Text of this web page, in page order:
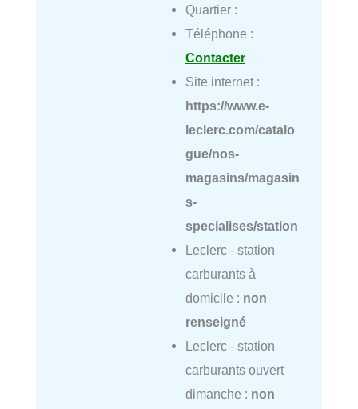
Quartier :
Téléphone :
Contacter
Site internet :
https://www.e-
leclerc.com/catalo
gue/nos-
magasins/magasin
s-
specialises/station
Leclerc - station
carburants à
domicile : non
renseigné
Leclerc - station
carburants ouvert
dimanche : non